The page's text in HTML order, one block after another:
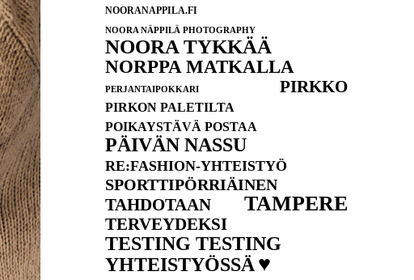
NOORANAPPILA.FI
NOORA NÄPPILÄ PHOTOGRAPHY
NOORA TYKKÄÄ
NORPPA MATKALLA
PERJANTAIPOKKARI PIRKKO
PIRKON PALETILTA
POIKAYSTÄVÄ POSTAA
PÄIVÄN NASSU
RE:FASHION-YHTEISTYÖ
SPORTTIPÖRRIÄINEN
TAHDOTAAN TAMPERE
TERVEYDEKSI
TESTING TESTING
YHTEISTYÖSSÄ♥